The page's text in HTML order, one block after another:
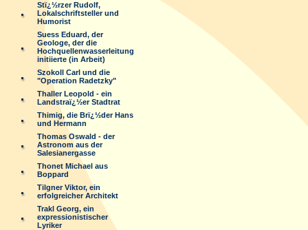
Stï¿½rzer Rudolf,
Lokalschriftsteller und
Humorist
Suess Eduard, der
Geologe, der die
Hochquellenwasserleitung
initiierte (in Arbeit)
Szokoll Carl und die
"Operation Radetzky"
Thaller Leopold - ein
Landstraï¿½er Stadtrat
Thimig, die Brï¿½der Hans
und Hermann
Thomas Oswald - der
Astronom aus der
Salesianergasse
Thonet Michael aus
Boppard
Tilgner Viktor, ein
erfolgreicher Architekt
Trakl Georg, ein
expressionistischer
Lyriker